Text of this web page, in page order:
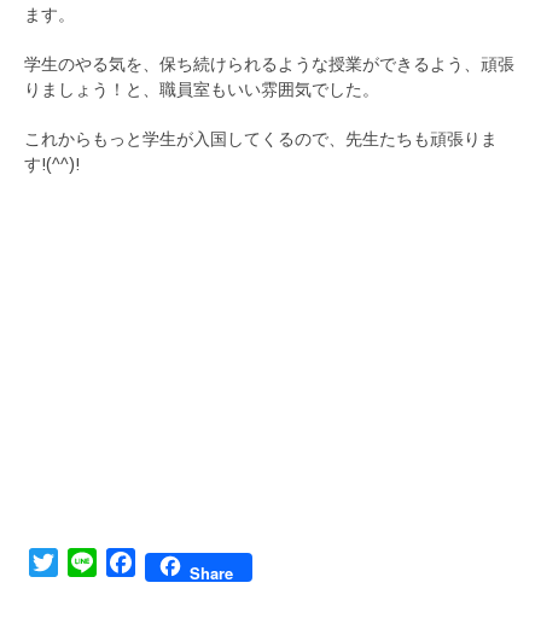
ます。
学生のやる気を、保ち続けられるような授業ができるよう、頑張
りましょう！と、職員室もいい雰囲気でした。
これからもっと学生が入国してくるので、先生たちも頑張りま
す!(^^)!
TwitterLine FacebookShare